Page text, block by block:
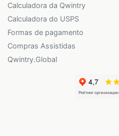
Calculadora da Qwintry
Calculadora do USPS
Formas de pagamento
Compras Assistidas
Qwintry.Global